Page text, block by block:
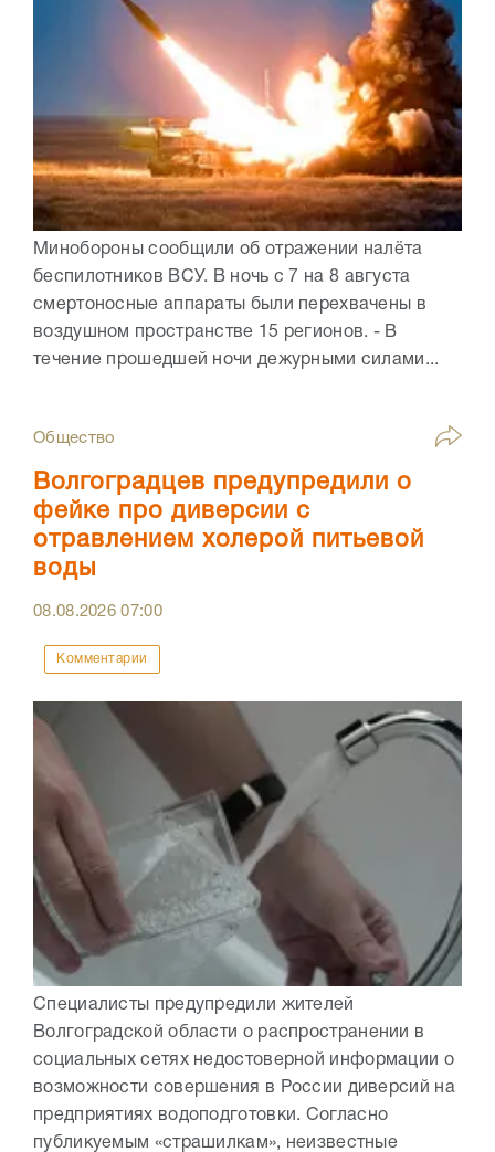
Минобороны сообщили об отражении налёта
беспилотников ВСУ. В ночь с 7 на 8 августа
смертоносные аппараты были перехвачены в
воздушном пространстве 15 регионов. - В
течение прошедшей ночи дежурными силами...
Общество
Волгоградцев предупредили о
фейке про диверсии с
отравлением холерой питьевой
воды
08.08.202607:00
Комментарии
Специалисты предупредили жителей
Волгоградской области о распространении в
социальных сетях недостоверной информации о
возможности совершения в России диверсий на
предприятиях водоподготовки. Согласно
публикуемым «страшилкам», неизвестные